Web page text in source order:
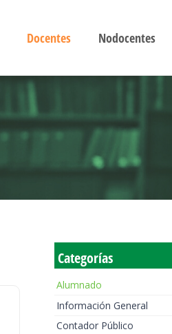
Docentes Nodocentes
Categorías
Alumnado
Información General
Contador Público